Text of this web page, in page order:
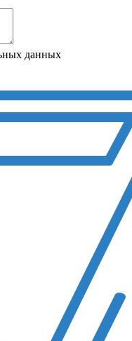
данных